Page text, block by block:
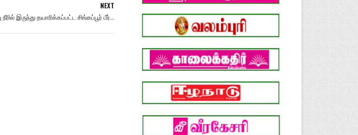
NEXT
நீரில் இருந்து தயாரிக்கப்பட்ட சிங்கப்பூர் பீர்...